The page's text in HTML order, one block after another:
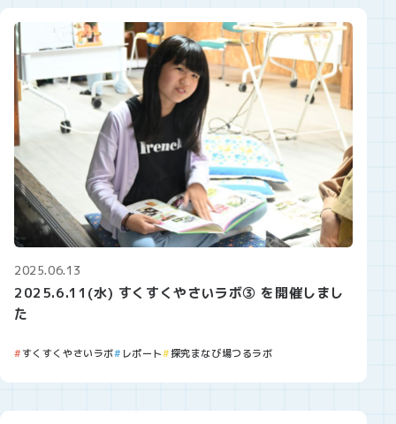
2025.06.13
2025.6.11(水) すくすくやさいラボ③ を開催しまし
た
すくすくやさいラボ レポート 探究まなび場つるラボ